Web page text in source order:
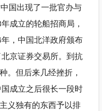
国出现了一批官办与
成立的轮船招商局，
，中国北洋政府颁布
京证券交易所。到抗
。但后来几经挫折，
成立之后很长一段时
义独有的东西予以排